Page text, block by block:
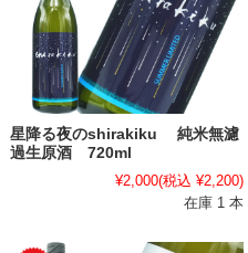
星降る夜のshirakiku 純米無濾
過生原酒 720ml
¥2,000(税込 ¥2,200)
在庫 1 本